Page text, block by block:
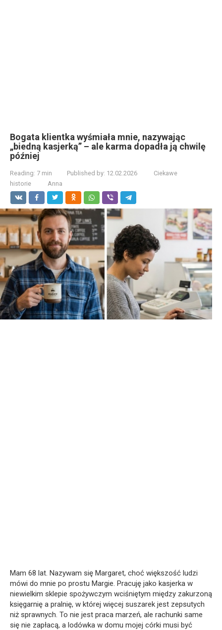
Bogata klientka wyśmiała mnie, nazywając
„biedną kasjerką” – ale karma dopadła ją chwilę
później
Reading: 7 min Published by: 12.02.2026
Ciekawe
historie
Anna
Mam 68 lat. Nazywam się Margaret, choć większość ludzi
mówi do mnie po prostu Margie. Pracuję jako kasjerka w
niewielkim sklepie spożywczym wciśniętym między zakurzoną
księgarnię a pralnię, w której więcej suszarek jest zepsutych
niż sprawnych. To nie jest praca marzeń, ale rachunki same
się nie zapłacą, a lodówka w domu mojej córki musi być